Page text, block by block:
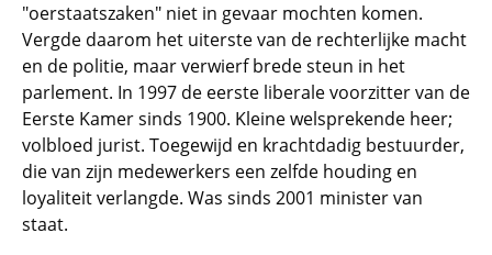
"oerstaatszaken" niet in gevaar mochten komen.
Vergde daarom het uiterste van de rechterlijke macht
en de politie, maar verwierf brede steun in het
parlement. In 1997 de eerste liberale voorzitter van de
Eerste Kamer sinds 1900. Kleine welsprekende heer;
volbloed jurist. Toegewijd en krachtdadig bestuurder,
die van zijn medewerkers een zelfde houding en
loyaliteit verlangde. Was sinds 2001 minister van
staat.